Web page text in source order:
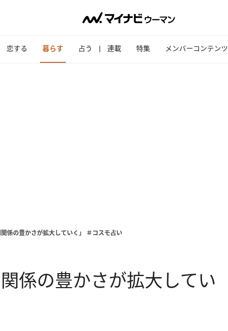
恋する 暮らす 占う 連載 特集 メンバーコンテンツ
係の豊かさが拡大していく」 ＃コスモ占い
係の豊かさが拡大してい